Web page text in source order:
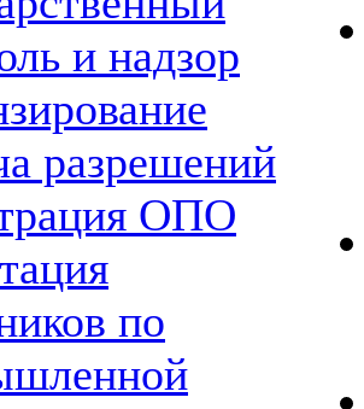
и надзор
разрешений
ОПО
по